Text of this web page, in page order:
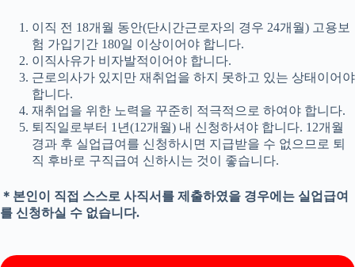
이직 전 18개월 동안(단시간근로자의 경우 24개월) 고용보
험 가입기간 180일 이상이어야 합니다.
이직사유가 비자발적이어야 합니다.
근로의사가 있지만 재취업을 하지 못하고 있는 상태이어야
합니다.
재취업을 위한 노력을 꾸준히 적극적으로 하여야 합니다.
퇴직일로부터 1년(12개월) 내 신청하셔야 합니다. 12개월
경과 후 실업급여를 신청하시면 지급받을 수 없으므로 퇴
직 후바로 구직급여 신하시는 것이 좋습니다.
＊본인이 직접 스스로 사직서를 제출하였을 경우에는 실업급여
를 신청하실 수 없습니다.